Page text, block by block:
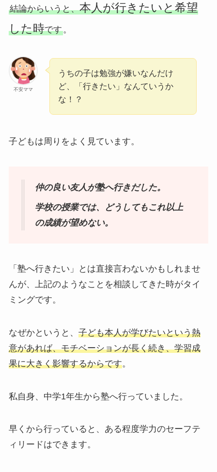
結論からいうと、本人が行きたいと希望
した時です。
不安ママ
うちの子は勉強が嫌いなんだけ
ど、「行きたい」なんていうか
な！？
子どもは周りをよく見ています。
仲の良い友人が塾へ行きだした。
学校の授業では、どうしてもこれ以上
の成績が望めない。
「塾へ行きたい」とは直接言わないかもしれませ
んが、上記のようなことを相談してきた時がタイ
ミングです。
なぜかというと、 子ども本人が学びたいという熱
意があれば、モチベーションが長く続き、学習成
果に大きく影響するからです。
私自身、中学1年生から塾へ行っていました。
早くから行っていると、ある程度学力のセーフテ
ィリードはできます。